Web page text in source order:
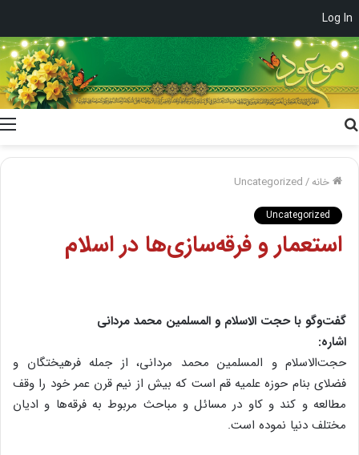
Log In
خانه/
Uncategorized
Uncategorized
استعمار و فرقه‌سازی‌ها در اسلام
گفت‌وگو با حجت الاسلام و المسلمین محمد مردانی
اشاره:
حجت‌الاسلام و المسلمین محمد مردانی، از جمله فرهیختگان و
فضلای بنام حوزه علمیه قم است که بیش از نیم قرن عمر خود را وقف
مطالعه و کند و کاو در مسائل و مباحث مربوط به فرقه‌ها و ادیان
مختلف دنیا نموده است.